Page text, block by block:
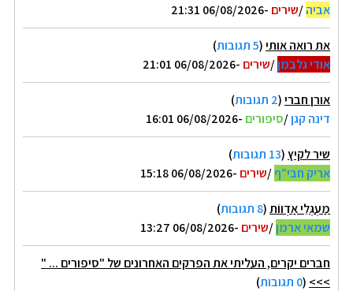
אביה/שירים -06/08/2026 21:31
את רואה אותי(5 תגובות
)
אודי גלבמן/שירים -06/08/2026 21:01
אורן חברי(2 תגובות
)
דינה קגן/סיפורים -06/08/2026 16:01
שיר לקיץ(13 תגובות
)
אריק חבי"ף/שירים -06/08/2026 15:18
מַעְגְּלֵי אַדְווֹת(8 תגובות
)
שמאי ארמן/שירים -06/08/2026 13:27
חברים יקרים, העליתי את הפרקים האחרונים של "סיפורים ... "
>>>
(0 תגובות
)